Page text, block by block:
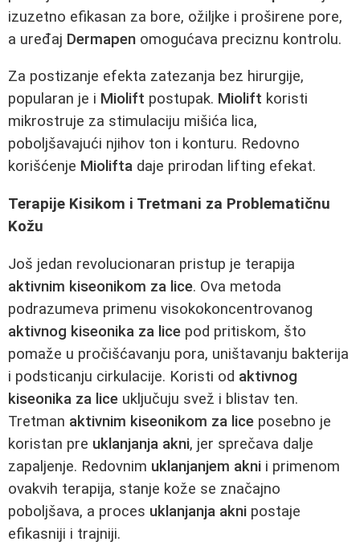
izuzetno efikasan za bore, ožiljke i proširene pore,
a uređaj Dermapen omogućava preciznu kontrolu.
Za postizanje efekta zatezanja bez hirurgije,
popularan je i Miolift postupak. Miolift koristi
mikrostruje za stimulaciju mišića lica,
poboljšavajući njihov ton i konturu. Redovno
korišćenje Miolifta daje prirodan lifting efekat.
Terapije Kisikom i Tretmani za Problematičnu
Kožu
Još jedan revolucionaran pristup je terapija
aktivnim kiseonikom za lice. Ova metoda
podrazumeva primenu visokokoncentrovanog
aktivnog kiseonika za lice pod pritiskom, što
pomaže u pročišćavanju pora, uništavanju bakterija
i podsticanju cirkulacije. Koristi od aktivnog
kiseonika za lice uključuju svež i blistav ten.
Tretman aktivnim kiseonikom za lice posebno je
koristan pre uklanjanja akni, jer sprečava dalje
zapaljenje. Redovnim uklanjanjem akni i primenom
ovakvih terapija, stanje kože se značajno
poboljšava, a proces uklanjanja akni postaje
efikasniji i trajniji.